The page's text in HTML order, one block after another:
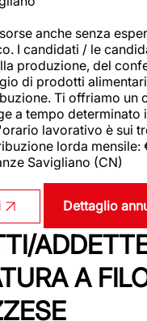
anche senza
I candidati / le
produzione, del
di prodotti
Ti offriamo un
a tempo determinato
lavorativo è sui
lorda mensile:
Savigliano (CN)
Dettaglio
A